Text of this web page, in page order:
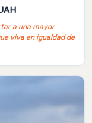
a una mayor
viva en igualdad de